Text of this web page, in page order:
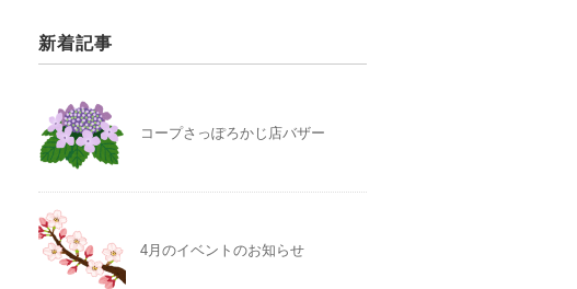
新着記事
コープさっぽろかじ店バザー
4月のイベントのお知らせ